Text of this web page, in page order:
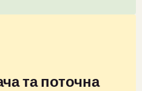
та поточна